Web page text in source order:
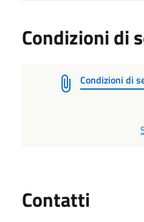
Condizioni di
Condizioni di
Contatti